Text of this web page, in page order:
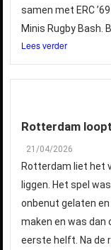
samen met ERC
Minis Rugby Bash.
Lees verder
Rotterdam
21/04/2026
Rotterdam liet het
liggen. Het spel
onbenut gelaten
maken en was dan
eerste helft. Na de